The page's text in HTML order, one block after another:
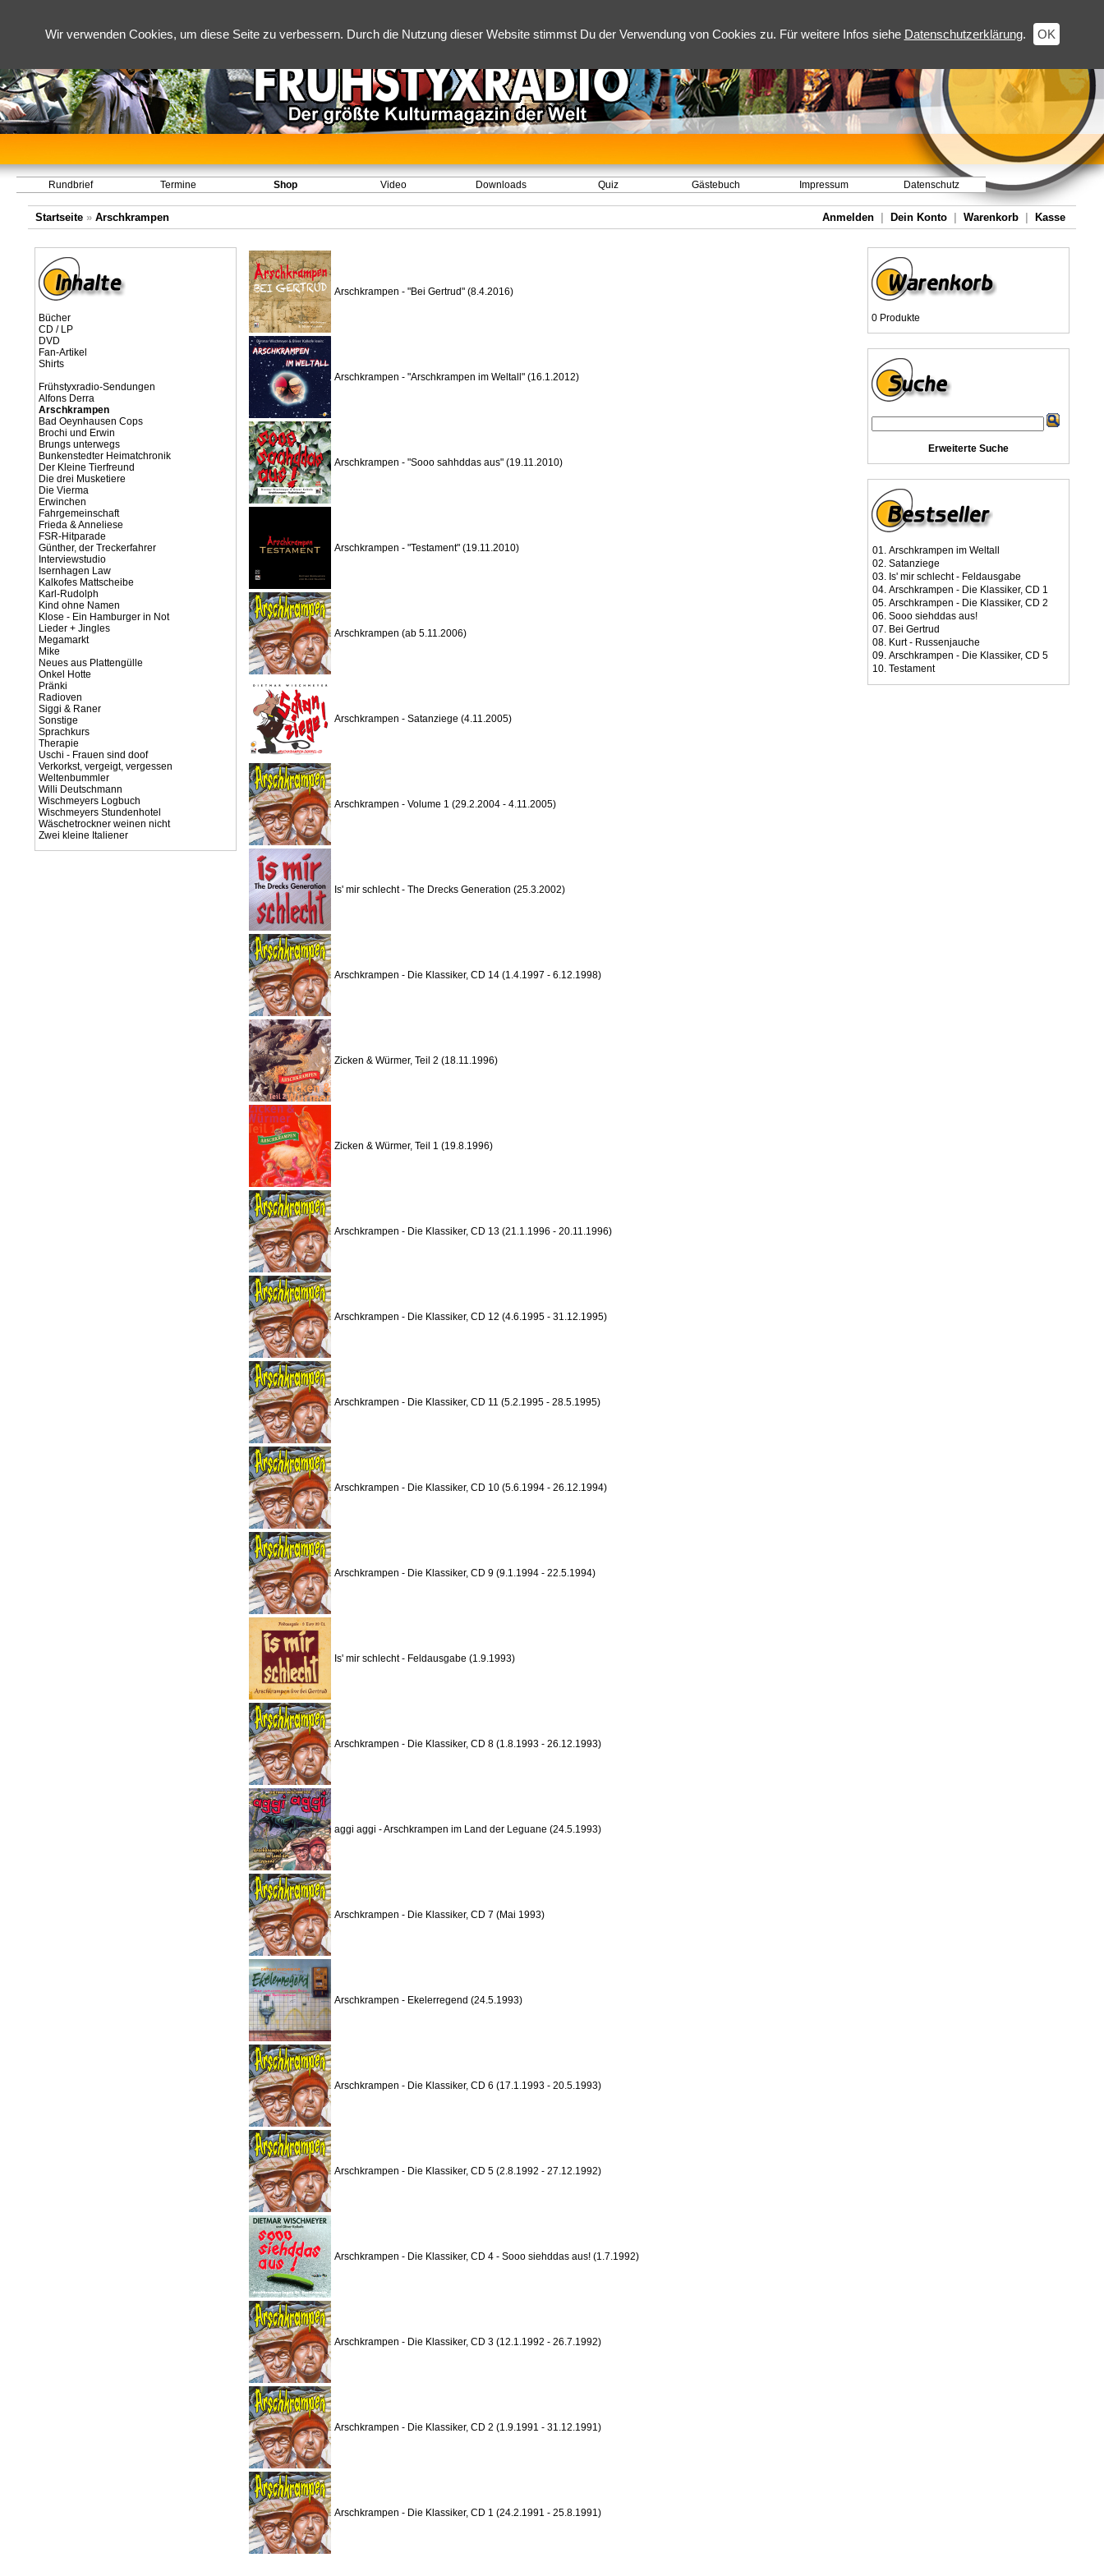
Wir verwenden Cookies, um diese Seite zu verbessern. Durch die Nutzung dieser Website stimmst Du der Verwendung von Cookies zu. Für weitere Infos siehe Datenschutzerklärung. OK
Rundbrief Termine Shop Video Downloads Quiz Gästebuch Impressum Datenschutz
Startseite » Arschkrampen Anmelden Dein Konto Warenkorb Kasse
Bücher
CD / LP
DVD
Fan-Artikel
Shirts
Frühstyxradio-Sendungen
Alfons Derra
Arschkrampen
Bad Oeynhausen Cops
Brochi und Erwin
Brungs unterwegs
Bunkenstedter Heimatchronik
Der Kleine Tierfreund
Die drei Musketiere
Die Vierma
Erwinchen
Fahrgemeinschaft
Frieda & Anneliese
FSR-Hitparade
Günther, der Treckerfahrer
Interviewstudio
Isernhagen Law
Kalkofes Mattscheibe
Karl-Rudolph
Kind ohne Namen
Klose - Ein Hamburger in Not
Lieder + Jingles
Megamarkt
Mike
Neues aus Plattengülle
Onkel Hotte
Pränki
Radioven
Siggi & Raner
Sonstige
Sprachkurs
Therapie
Uschi - Frauen sind doof
Verkorkst, vergeigt, vergessen
Weltenbummler
Willi Deutschmann
Wischmeyers Logbuch
Wischmeyers Stundenhotel
Wäschetrockner weinen nicht
Zwei kleine Italiener
Arschkrampen - "Bei Gertrud" (8.4.2016)
Arschkrampen - "Arschkrampen im Weltall" (16.1.2012)
Arschkrampen - "Sooo sahhddas aus" (19.11.2010)
Arschkrampen - "Testament" (19.11.2010)
Arschkrampen (ab 5.11.2006)
Arschkrampen - Satanziege (4.11.2005)
Arschkrampen - Volume 1 (29.2.2004 - 4.11.2005)
Is' mir schlecht - The Drecks Generation (25.3.2002)
Arschkrampen - Die Klassiker, CD 14 (1.4.1997 - 6.12.1998)
Zicken & Würmer, Teil 2 (18.11.1996)
Zicken & Würmer, Teil 1 (19.8.1996)
Arschkrampen - Die Klassiker, CD 13 (21.1.1996 - 20.11.1996)
Arschkrampen - Die Klassiker, CD 12 (4.6.1995 - 31.12.1995)
Arschkrampen - Die Klassiker, CD 11 (5.2.1995 - 28.5.1995)
Arschkrampen - Die Klassiker, CD 10 (5.6.1994 - 26.12.1994)
Arschkrampen - Die Klassiker, CD 9 (9.1.1994 - 22.5.1994)
Is' mir schlecht - Feldausgabe (1.9.1993)
Arschkrampen - Die Klassiker, CD 8 (1.8.1993 - 26.12.1993)
aggi aggi - Arschkrampen im Land der Leguane (24.5.1993)
Arschkrampen - Die Klassiker, CD 7 (Mai 1993)
Arschkrampen - Ekelerregend (24.5.1993)
Arschkrampen - Die Klassiker, CD 6 (17.1.1993 - 20.5.1993)
Arschkrampen - Die Klassiker, CD 5 (2.8.1992 - 27.12.1992)
Arschkrampen - Die Klassiker, CD 4 - Sooo siehddas aus! (1.7.1992)
Arschkrampen - Die Klassiker, CD 3 (12.1.1992 - 26.7.1992)
Arschkrampen - Die Klassiker, CD 2 (1.9.1991 - 31.12.1991)
Arschkrampen - Die Klassiker, CD 1 (24.2.1991 - 25.8.1991)
0 Produkte
Erweiterte Suche
01. Arschkrampen im Weltall
02. Satanziege
03. Is' mir schlecht - Feldausgabe
04. Arschkrampen - Die Klassiker, CD 1
05. Arschkrampen - Die Klassiker, CD 2
06. Sooo siehddas aus!
07. Bei Gertrud
08. Kurt - Russenjauche
09. Arschkrampen - Die Klassiker, CD 5
10. Testament